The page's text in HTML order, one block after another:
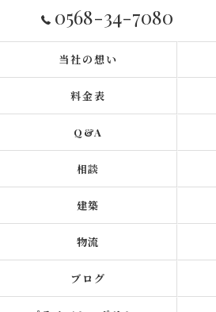
0568-34-7080
当社の想い
料金表
Q&A
相談
建築
物流
ブログ